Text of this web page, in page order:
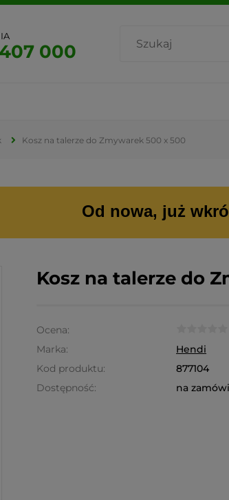
000
Kosz na talerze do Zmywarek 500 x 500
Od nowa, już
Kosz na talerze do
Ocena:
Marka:
Hendi
Kod produktu:
877104
Dostępność:
na